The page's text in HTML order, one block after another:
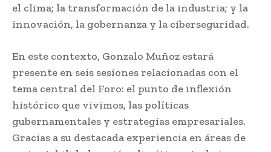
el clima; la transformación de la industria; y la
innovación, la gobernanza y la ciberseguridad.
En este contexto, Gonzalo Muñoz estará
presente en seis sesiones relacionadas con el
tema central del Foro: el punto de inflexión
histórico que vivimos, las políticas
gubernamentales y estrategias empresariales.
Gracias a su destacada experiencia en áreas de